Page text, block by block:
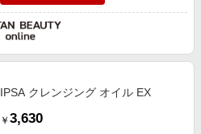
IPSA クレンジング オイル EX
￥ 3,630